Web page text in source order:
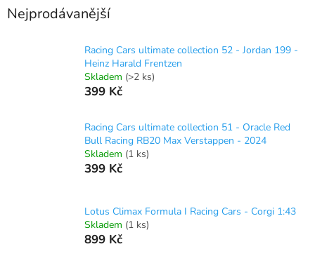
Nejprodávanější
Racing Cars ultimate collection 52 - Jordan 199 -
Heinz Harald Frentzen
Skladem (>2 ks)
399 Kč
Racing Cars ultimate collection 51 - Oracle Red
Bull Racing RB20 Max Verstappen - 2024
Skladem (1 ks)
399 Kč
Lotus Climax Formula I Racing Cars - Corgi 1:43
Skladem (1 ks)
899 Kč